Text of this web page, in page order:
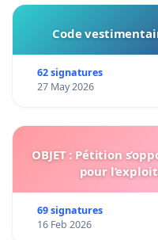
Code
62 signatures
27 May 2026
OBJET : Pétition
pour
69 signatures
16 Feb 2026